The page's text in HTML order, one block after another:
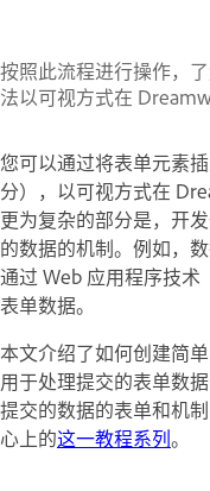
按照此流程进行操作，
法以可视方式在
您可以通过将表单元素
分），以可视方式在
更为复杂的部分是，开
的数据的机制。例如，
通过 Web 应用程序技术
表单数据。
本文介绍了如何创建简
用于处理提交的表单数
提交的数据的表单和机
心上的这一教程系列。